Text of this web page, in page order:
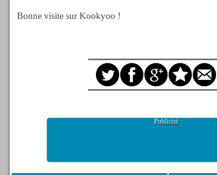
Bonne visite sur Kookyoo !
Publicité :